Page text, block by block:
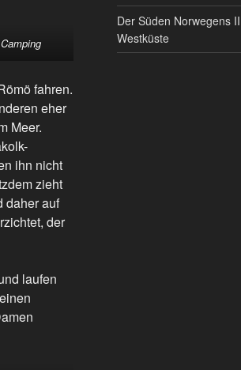
fahren.
eher
Meer.
ihn nicht
zieht
daher auf
der
laufen
Der Süden Norwegens
Westküste